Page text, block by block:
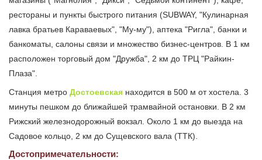
рестораны и пункты быстрого питания (SUBWAY, "Кулинарная
лавка братьев Караваевых", "Му-му"), аптека "Ригла", банки и
банкоматы, салоны связи и множество бизнес-центров. В 1 км
расположен торговый дом "Дружба", 2 км до ТРЦ "Райкин-
Плаза".
Станция метро Достоевская находится в 500 м от хостела. 3
минуты пешком до ближайшей трамвайной остановки. В 2 км
Рижский железнодорожный вокзал. Около 1 км до выезда на
Садовое кольцо, 2 км до Сущевского вала (ТТК).
Достопримечательности: